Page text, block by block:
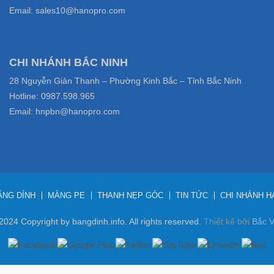
Email: sales10@hanopro.com
CHI NHÁNH BẮC NINH
28 Nguyễn Giản Thanh – Phường Kinh Bắc – Tỉnh Bắc Ninh
Hotline: 0987.598.965
Email: hnpbn@hanopro.com
DÍNH MÀNG PE THANH NẸP GÓC TIN TỨC CHI NHÁNH
Copyright by bangdinh.info. All rights reserved. Thiết kế bởi Bắc